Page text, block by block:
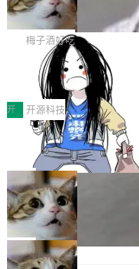
但对于金融、能源、医疗等
Token花在哪里、算力是否
续增长的AI成本该如何优化
正是围绕这些实际问题，从
理两个方面，让用户的每一
得住、用得稳、省得下、更
始，Token使用一目...
不是一个人走。一同离开的
wat（Google 员工编号 23
年的编程搭档，
作者）、Quoc Le（Google
q2Seq 和 DocAI 的共同发
yals（Gemini 联合负责人，
字体可调、22 种语言、记
打开终端就能上岗的全中文
把「看得清、用母语、记得
齐。 SolonCode 是什么
耳科技研发的企业级终端
中文驱动的数字员工，自主
骤、编写代码。不挑模型、
装完即用。 开源地址：
b 安装 支持 Java 8+（
x / Windows / Harmony
x / Harmony PC curl -fsSL
r.org/solon...
梅子酒好吃
让“代码语义理解”深度释
价值潜能：华为云码道（
代码仓技术解析
一、代码仓深度理解技术的
程实践中，代码仓是企业核
体。企业级代码仓库通常包
个文件，其规模远超单次模
文窗口。随着项目规模的持
不断累积，代码仓中的模块
务逻辑等关键信息往往分散
件之中，形成高度复杂的知
代码检索手段（如关键词匹
在语法层面完成文本定位，
内涵与结构关联，导致开发
开 开源科技
一条“删库”命令跑 17 小时
师删光 89TB 数据只为干私
最高人民检察院8月4日公布
名90后算法工程师王某，为
服务器空间，删光了公司AI
数据。 王某2024年1月入职
短剧部门，有互联网大厂背
调整期间，部门三次通知全
移到B集群，王某都回复了"
局
Cloudflare 分享推理优化
che 量化 + 权重压缩，吞
1%，成本降 30%
Kimi 和 GLM 是当前最强的
它们有一个共同的问题：太
的 Kimi K 系列和智谱的
局